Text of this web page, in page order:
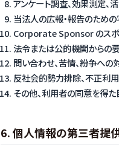
アンケート調査、効果測定、
当法人の広報・報告のための
Corporate Sponsor のスポ
法令または公的機関からの
問い合わせ、苦情、紛争への
反社会的勢力排除、不正利
その他、利用者の同意を得
6. 個人情報の第三者提